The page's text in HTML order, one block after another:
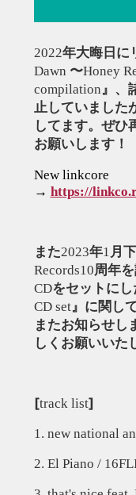
2022年大晦日に
Dawn 〜Honey
compilation』、
止していました
してます。ぜひ
お願いします！
New linkcore
→ https://
また2023年1月
Records10周年
CDをセットにし
CD set』に関し
またお知らせし
しくお願いいた
[track list]
1. new national
2. El Piano /